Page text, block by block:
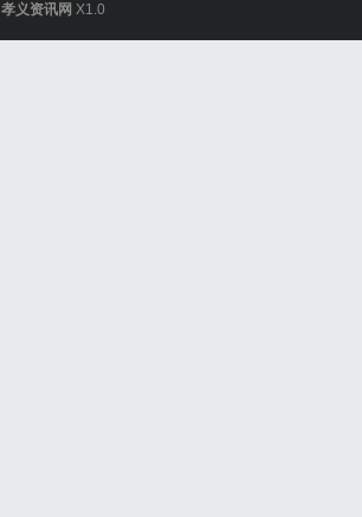
孝义资讯网 X1.0